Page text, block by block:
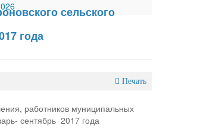
сельского
года
Печать
работников муниципальных
сентябрь 2017 года